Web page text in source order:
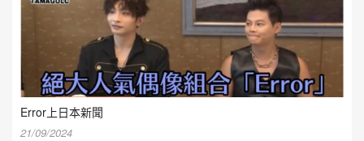
Error上日本新聞
21/09/2024